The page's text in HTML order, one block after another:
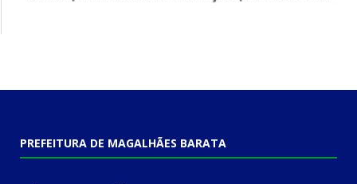
PREFEITURA DE MAGALHÃES BARATA